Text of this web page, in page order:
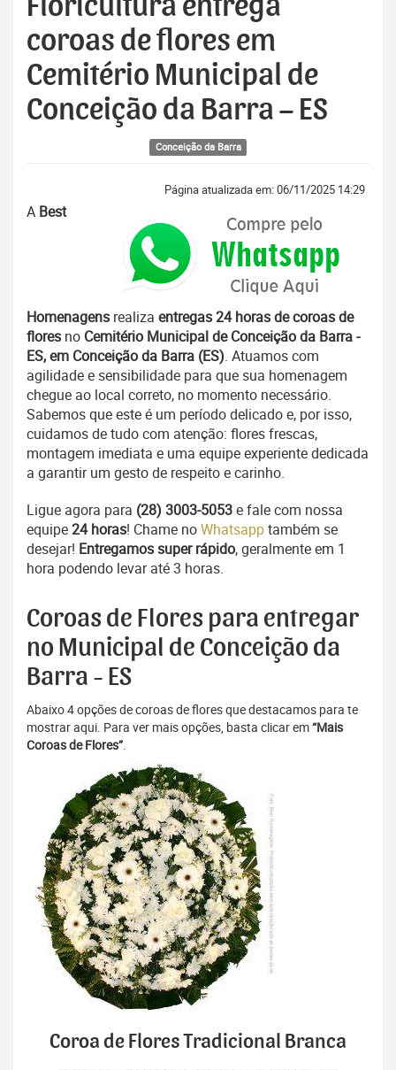
Floricultura entrega
coroas de flores em
Cemitério Municipal de
Conceição da Barra – ES
Conceição da Barra
Página atualizada em: 06/11/2025 14:29
A Best
Homenagens realiza entregas 24 horas de coroas de
flores no Cemitério Municipal de Conceição da Barra -
ES, em Conceição da Barra (ES). Atuamos com
agilidade e sensibilidade para que sua homenagem
chegue ao local correto, no momento necessário.
Sabemos que este é um período delicado e, por isso,
cuidamos de tudo com atenção: flores frescas,
montagem imediata e uma equipe experiente dedicada
a garantir um gesto de respeito e carinho.
Ligue agora para (28) 3003-5053e fale com nossa
equipe24 horas! Chame noWhatsapptambém se
desejar! Entregamos super rápido, geralmente em 1
hora podendo levar até 3 horas.
Coroas de Flores para entregar
no Municipal de Conceição da
Barra - ES
Abaixo 4 opções de coroas de flores que destacamos para te
mostrar aqui. Para ver mais opções, basta clicar em“Mais
Coroas de Flores”.
Coroa de Flores Tradicional Branca